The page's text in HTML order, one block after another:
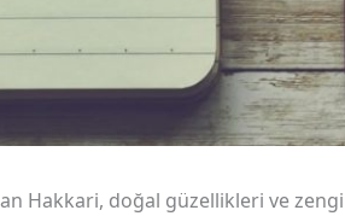
Hakkari, doğal güzellikleri ve